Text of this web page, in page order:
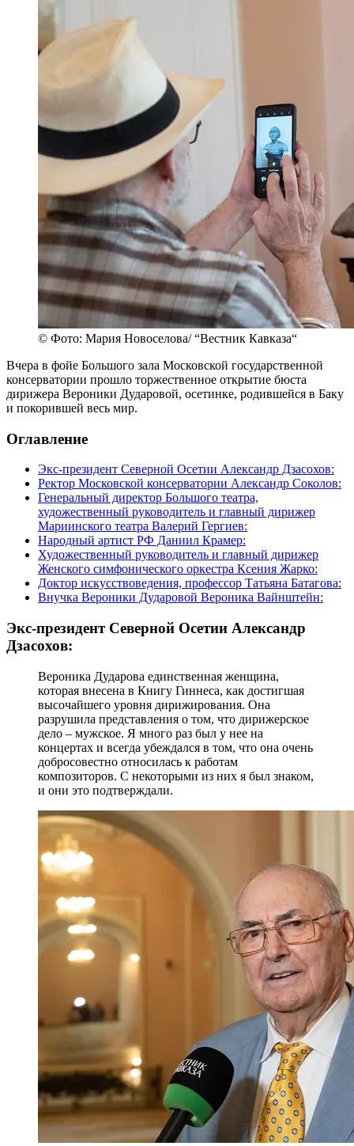
© Фото: Мария Новоселова/ “Вестник Кавказа“
Вчера в фойе Большого зала Московской государственной
консерватории прошло торжественное открытие бюста
дирижера Вероники Дударовой, осетинке, родившейся в Баку
и покорившей весь мир.
Оглавление
Экс-президент Северной Осетии Александр Дзасохов:
Ректор Московской консерватории Александр Соколов:
Генеральный директор Большого театра,
художественный руководитель и главный дирижер
Мариинского театра Валерий Гергиев:
Народный артист РФ Даниил Крамер:
Художественный руководитель и главный дирижер
Женского симфонического оркестра Ксения Жарко:
Доктор искусствоведения, профессор Татьяна Батагова:
Внучка Вероники Дударовой Вероника Вайнштейн:
Экс-президент Северной Осетии Александр
Дзасохов:
Вероника Дударова единственная женщина,
которая внесена в Книгу Гиннеса, как достигшая
высочайшего уровня дирижирования. Она
разрушила представления о том, что дирижерское
дело – мужское. Я много раз был у нее на
концертах и всегда убеждался в том, что она очень
добросовестно относилась к работам
композиторов. С некоторыми из них я был знаком,
и они это подтверждали.